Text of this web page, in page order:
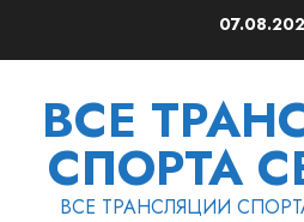
ВСЕ
СПОРТА
ВСЕ ТРАНСЛЯЦИИ